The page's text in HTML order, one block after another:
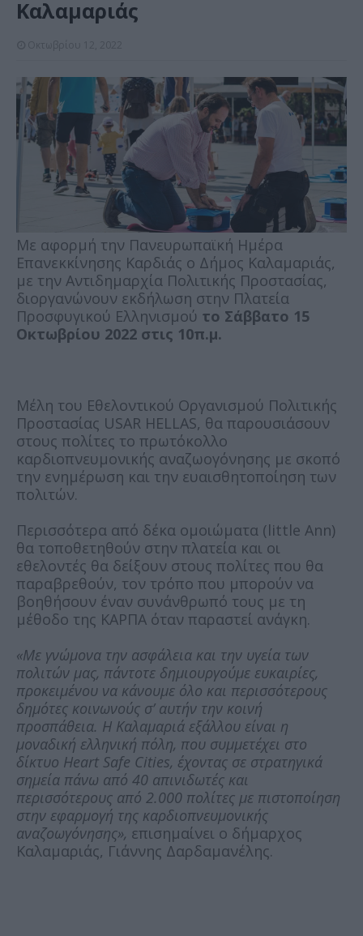
Καλαμαριάς
Με αφορμή την Πανευρωπαϊκή Ημέρα
Επανεκκίνησης Καρδιάς ο Δήμος Καλαμαριάς,
με την Αντιδημαρχία Πολιτικής Προστασίας,
διοργανώνουν εκδήλωση στην Πλατεία
Προσφυγικού Ελληνισμού το Σάββατο 15
Οκτωβρίου 2022 στις 10π.μ.
Μέλη του Εθελοντικού Οργανισμού Πολιτικής
Προστασίας USAR HELLAS, θα παρουσιάσουν
στους πολίτες το πρωτόκολλο
καρδιοπνευμονικής αναζωογόνησης με σκοπό
την ενημέρωση και την ευαισθητοποίηση των
πολιτών.
Περισσότερα από δέκα ομοιώματα (little Ann)
θα τοποθετηθούν στην πλατεία και οι
εθελοντές θα δείξουν στους πολίτες που θα
παραβρεθούν, τον τρόπο που μπορούν να
βοηθήσουν έναν συνάνθρωπό τους με τη
μέθοδο της ΚΑΡΠΑ όταν παραστεί ανάγκη.
«Με γνώμονα την ασφάλεια και την υγεία των
πολιτών μας, πάντοτε δημιουργούμε ευκαιρίες,
προκειμένου να κάνουμε όλο και περισσότερους
δημότες κοινωνούς σ’ αυτήν την κοινή
προσπάθεια. Η Καλαμαριά εξάλλου είναι η
μοναδική ελληνική πόλη, που συμμετέχει στο
δίκτυο Heart Safe Cities, έχοντας σε στρατηγικά
σημεία πάνω από 40 απινιδωτές και
περισσότερους από 2.000 πολίτες με πιστοποίηση
στην εφαρμογή της καρδιοπνευμονικής
αναζοωγόνησης», επισημαίνει ο δήμαρχος
Καλαμαριάς, Γιάννης Δαρδαμανέλης.